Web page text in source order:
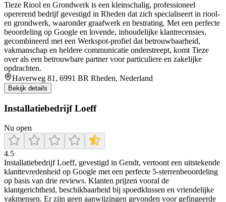
Tieze Riool en Grondwerk is een kleinschalig, professioneel
opererend bedrijf gevestigd in Rheden dat zich specialiseert in riool-
en grondwerk, waaronder graafwerk en bestrating. Met een perfecte
beoordeling op Google en lovende, inhoudelijke klantrecensies,
gecombineerd met een Werkspot-profiel dat betrouwbaarheid,
vakmanschap en heldere communicatie onderstreept, komt Tieze
over als een betrouwbare partner voor particuliere en zakelijke
opdrachten.
Haverweg 81, 6991 BR Rheden, Nederland
Bekijk details
Installatiebedrijf Loeff
Nu open
4.5
Installatiebedrijf Loeff, gevestigd in Gendt, vertoont een uitstekende
klanttevredenheid op Google met een perfecte 5‑sterrenbeoordeling
op basis van drie reviews. Klanten prijzen vooral de
klantgerichtheid, beschikbaarheid bij spoedklussen en vriendelijke
vakmensen. Er zijn geen aanwijzingen gevonden voor gefingeerde